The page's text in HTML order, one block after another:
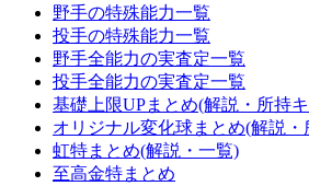
野手の特殊能力一覧
投手の特殊能力一覧
野手全能力の実査定一覧
投手全能力の実査定一覧
基礎上限UPまとめ(解説・所持
オリジナル変化球まとめ(解説・
虹特まとめ(解説・一覧)
至高金特まとめ